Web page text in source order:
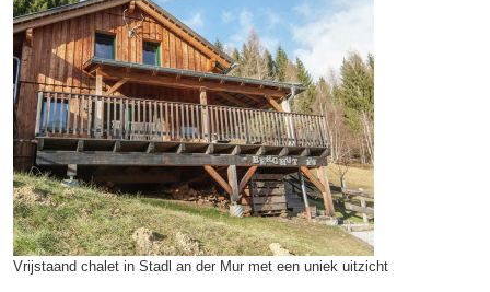
Vrijstaand chalet in Stadl an der Mur met een uniek uitzicht